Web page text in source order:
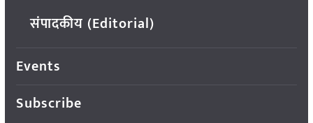
संपादकीय (Editorial)
Events
Subscribe